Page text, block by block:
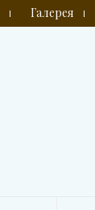
Галерея